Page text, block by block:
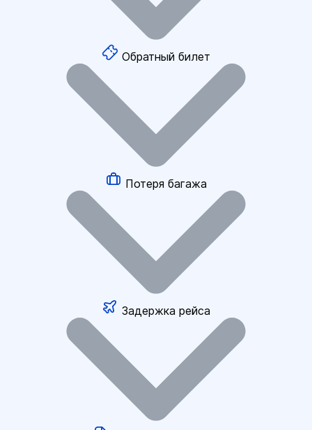
Обратный билет
Потеря багажа
Задержка рейса